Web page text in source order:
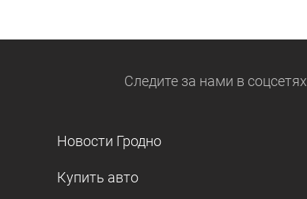
Следите за нами в соцсетях
Новости Гродно
Купить авто